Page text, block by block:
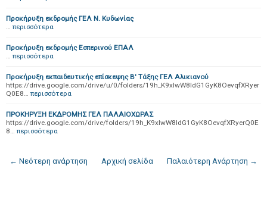
Προκήρυξη εκδρομής ΓΕΛ Ν. Κυδωνίας
… περισσότερα
Προκήρυξη εκδρομής Εσπερινού ΕΠΑΛ
… περισσότερα
Προκήρυξη εκπαιδευτικής επίσκεψης Β' Τάξης ΓΕΛ Αλικιανού
https://drive.google.com/drive/u/0/folders/19h_K9xlwW8IdG1GyK8OevqfXRyer
Q0E8… περισσότερα
ΠΡΟΚΗΡΥΞΗ ΕΚΔΡΟΜΗΣ ΓΕΛ ΠΑΛΑΙΟΧΩΡΑΣ
https://drive.google.com/drive/folders/19h_K9xlwW8IdG1GyK8OevqfXRyerQ0E
8… περισσότερα
← Νεότερη ανάρτηση Παλαιότερη Ανάρτηση →
Αρχική σελίδα